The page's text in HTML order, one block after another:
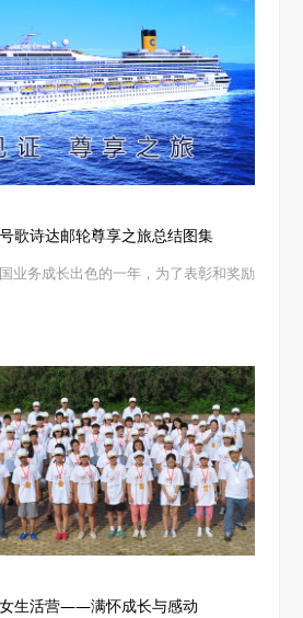
歌诗达邮轮尊享之旅总结图集
业务成长出色的一年，为了表彰和奖励
生活营——满怀成长与感动